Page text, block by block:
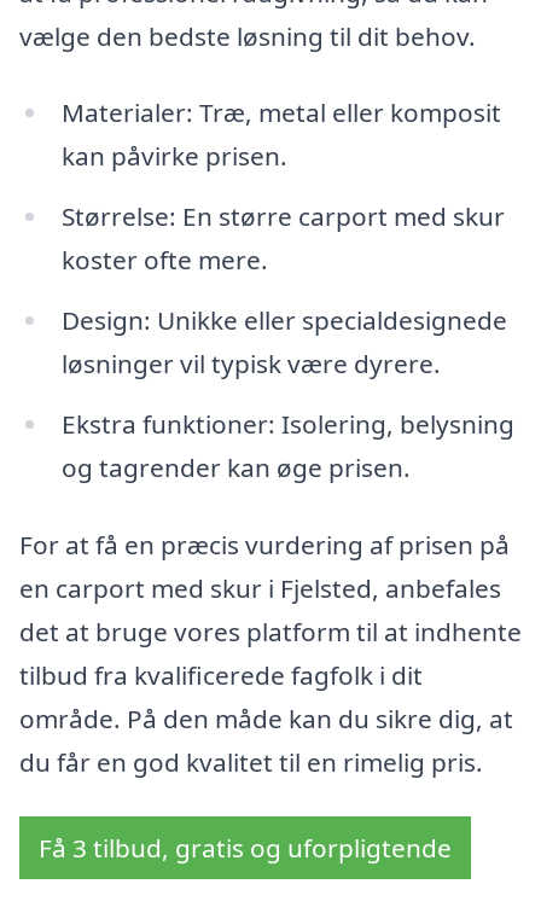
vælge den bedste løsning til dit behov.
Materialer: Træ, metal eller komposit
kan påvirke prisen.
Størrelse: En større carport med skur
koster ofte mere.
Design: Unikke eller specialdesignede
løsninger vil typisk være dyrere.
Ekstra funktioner: Isolering, belysning
og tagrender kan øge prisen.
For at få en præcis vurdering af prisen på
en carport med skur i Fjelsted, anbefales
det at bruge vores platform til at indhente
tilbud fra kvalificerede fagfolk i dit
område. På den måde kan du sikre dig, at
du får en god kvalitet til en rimelig pris.
Få 3 tilbud, gratis og uforpligtende